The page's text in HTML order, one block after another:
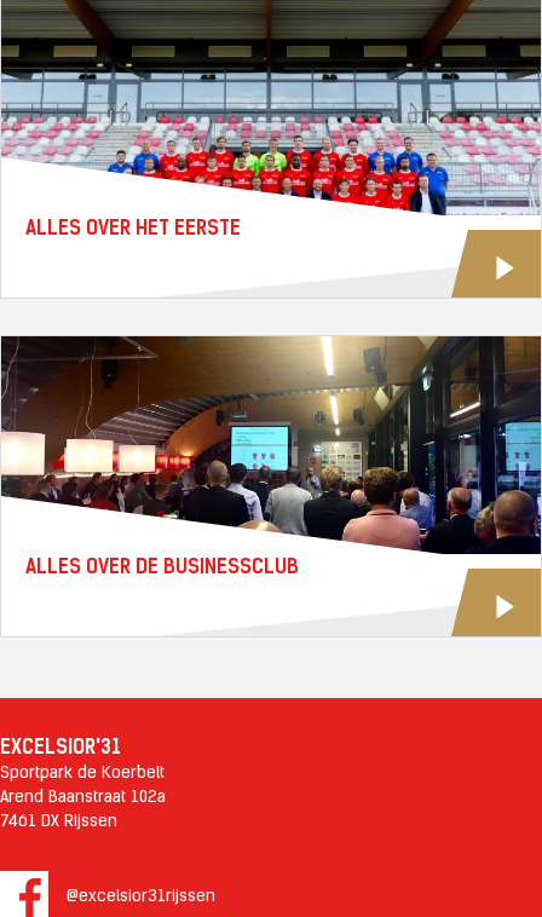
ALLES OVER HET EERSTE
ALLES OVER DE BUSINESSCLUB
EXCELSIOR'31
Sportpark de Koerbelt
Arend Baanstraat 102a
7461 DX Rijssen
@excelsior31rijssen